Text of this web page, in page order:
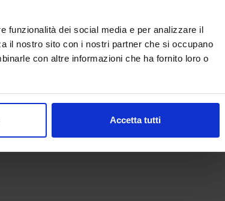
funzionalità dei social media e per analizzare il
il nostro sito con i nostri partner che si occupano
con altre informazioni che ha fornito loro o
Accetta tutti
Mercoledì 11:00